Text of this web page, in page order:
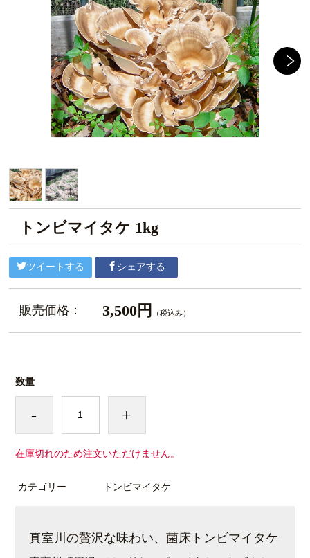
トンビマイタケ 1kg
ツイートする シェアする
販売価格： 3,500円 （税込み）
数量
- +
在庫切れのため注文いただけません。
カテゴリー トンビマイタケ
真室川の贅沢な味わい、菌床トンビマイタケ